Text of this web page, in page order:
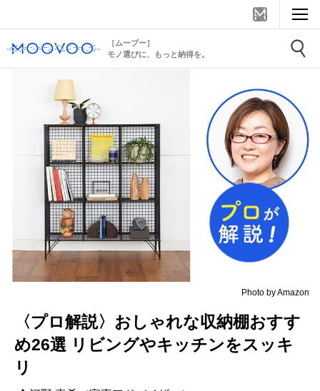
［ムーブー］
モノ選びに、もっと納得を。
Photo by Amazon
〈プロ解説〉おしゃれな収納棚おすす
め26選 リビングやキッチンをスッキ
リ